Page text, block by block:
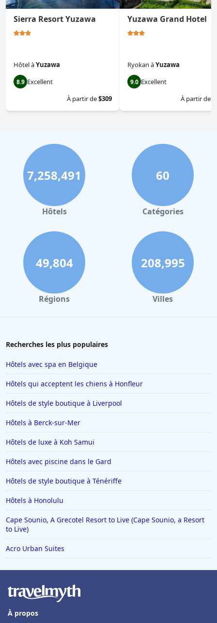
Sierra Resort Yuzawa
HôtelàYuzawa
8.9 Excellent
À partir de$309
Yuzawa Grand Hotel
Ryokan àYuzawa
9.0 Excellent
À partir de
7,258,491
Hôtels
60
Catégories
49,804
Régions
208,995
Villes
Recherches les plus populaires
Hôtels avec spa en Belgique
Hôtels qui acceptent les chiens à Honfleur
Hôtels de style boutique à Liverpool
Hôtels à Berck-sur-Mer
Hôtels de luxe à Koh Samui
Hôtels avec piscine dans le Gard
Hôtels de style boutique à Ténériffe
Hôtels à Honolulu
Cape Sounio, A Grecotel Resort to Live (Cape Sounio, a Resort
to Live)
Acro Urban Suites
À propos